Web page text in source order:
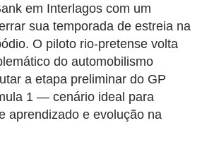
em Interlagos com um
sua temporada de estreia na
O piloto rio-pretense volta
do automobilismo
a etapa preliminar do GP
1 — cenário ideal para
aprendizado e evolução na